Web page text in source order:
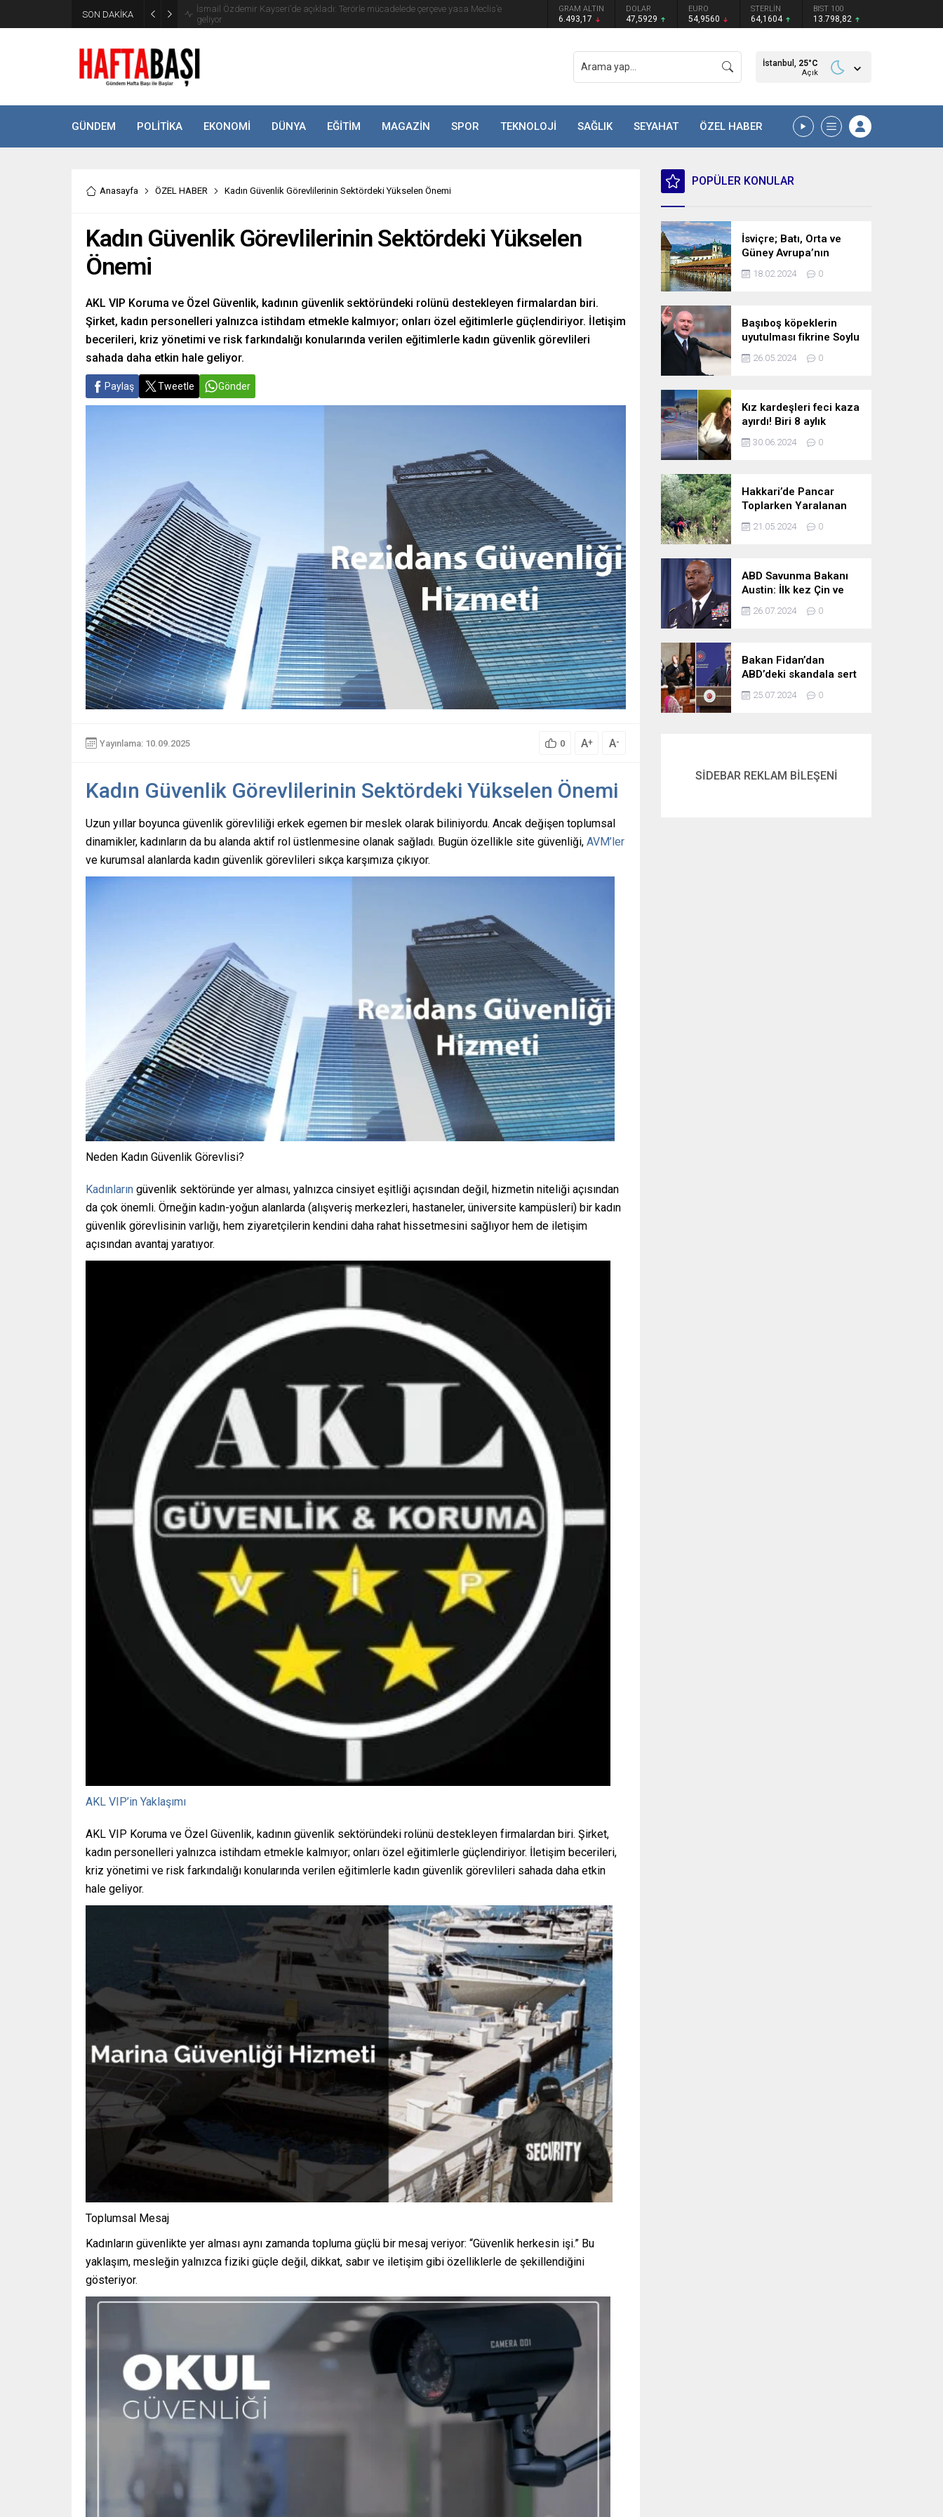
SON DAKİKA Süleyman Soylu ‘çok korktum’ deyip ilk kez açıkladı: En büyük tehdit dışarısıdır! GRAM ALTIN
6.493,17
DOLAR
47,5929
EURO
54,9560
STERLİN
64,1604
BIST 100
13.798,82
İstanbul, 25°C
Açık
GÜNDEM POLİTİKA EKONOMİ DÜNYA EĞİTİM MAGAZİN SPOR TEKNOLOJİ SAĞLIK SEYAHAT ÖZEL HABER
Anasayfa ÖZEL HABER Kadın Güvenlik Görevlilerinin Sektördeki Yükselen Önemi
Kadın Güvenlik Görevlilerinin Sektördeki Yükselen
Önemi
AKL VIP Koruma ve Özel Güvenlik, kadının güvenlik sektöründeki rolünü destekleyen firmalardan biri.
Şirket, kadın personelleri yalnızca istihdam etmekle kalmıyor; onları özel eğitimlerle güçlendiriyor. İletişim
becerileri, kriz yönetimi ve risk farkındalığı konularında verilen eğitimlerle kadın güvenlik görevlileri
sahada daha etkin hale geliyor.
Paylaş Tweetle Gönder
Yayınlama: 10.09.2025 0 A+ A-
Kadın Güvenlik Görevlilerinin Sektördeki Yükselen Önemi
Uzun yıllar boyunca güvenlik görevliliği erkek egemen bir meslek olarak biliniyordu. Ancak değişen toplumsal
dinamikler, kadınların da bu alanda aktif rol üstlenmesine olanak sağladı. Bugün özellikle site güvenliği, AVM’ler
ve kurumsal alanlarda kadın güvenlik görevlileri sıkça karşımıza çıkıyor.
Neden Kadın Güvenlik Görevlisi?
Kadınların güvenlik sektöründe yer alması, yalnızca cinsiyet eşitliği açısından değil, hizmetin niteliği açısından
da çok önemli. Örneğin kadın-yoğun alanlarda (alışveriş merkezleri, hastaneler, üniversite kampüsleri) bir kadın
güvenlik görevlisinin varlığı, hem ziyaretçilerin kendini daha rahat hissetmesini sağlıyor hem de iletişim
açısından avantaj yaratıyor.
AKL VIP’in Yaklaşımı
AKL VIP Koruma ve Özel Güvenlik, kadının güvenlik sektöründeki rolünü destekleyen firmalardan biri. Şirket,
kadın personelleri yalnızca istihdam etmekle kalmıyor; onları özel eğitimlerle güçlendiriyor. İletişim becerileri,
kriz yönetimi ve risk farkındalığı konularında verilen eğitimlerle kadın güvenlik görevlileri sahada daha etkin
hale geliyor.
Toplumsal Mesaj
Kadınların güvenlikte yer alması aynı zamanda topluma güçlü bir mesaj veriyor: “Güvenlik herkesin işi.” Bu
yaklaşım, mesleğin yalnızca fiziki güçle değil, dikkat, sabır ve iletişim gibi özelliklerle de şekillendiğini
gösteriyor.
POPÜLER KONULAR
İsviçre; Batı, Orta ve
Güney Avrupa’nın
kesişme noktasında
bulunan bir ülke.
18.02.2024 0
Başıboş köpeklerin
uyutulması fikrine Soylu
da karşı çıktı: Gönlüm
razı değil
26.05.2024 0
Kız kardeşleri feci kaza
ayırdı! Biri 8 aylık
hamile iki kız kardeş
hayatını kaybetti
30.06.2024 0
Hakkari’de Pancar
Toplarken Yaralanan
Kadın İçin Kurtarma
Çalışmaları
21.05.2024 0
ABD Savunma Bakanı
Austin: İlk kez Çin ve
Rusya uçaklarının
birlikte uçtuğunu
26.07.2024 0
Bakan Fidan’dan
ABD’deki skandala sert
tepki: Netanyahu’yu
alkışlayanlar eli kanlı
25.07.2024 0
SİDEBAR REKLAM BİLEŞENİ